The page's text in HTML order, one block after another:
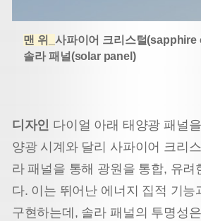
맨 위_ 사파이어 크리스털(sapphire
솔라 패널(solar panel)
디자인 다이얼 아래 태양광 패널
양광 시계와 달리 사파이어 크리
라 패널을 통해 광원을 통합, 유려
다. 이는 뛰어난 에너지 집적 기능
구현하는데, 솔라 패널의 투명성